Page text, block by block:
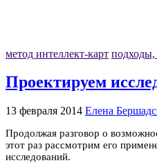
метод интеллект-карт подходы,
Проектируем
13 февраля 2014 Елена
Продолжая разговор о
этот раз рассмотрим его
исследований.